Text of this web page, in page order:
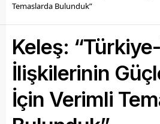
Temaslarda Bulunduk”
Keleş:
İlişkilerinin
İçin Verimli